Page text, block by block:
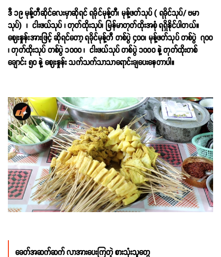
ဒီ ၁၉ မုန့်တီဆိုင်လေးမှာဆိုရင် ရခိုင်မုန့်တီ၊ မုန့်ဖတ်သုပ် ( ရခိုင်သုပ်/ ဗမာ
သုပ်) ၊ ငါးဖယ်သုပ် ၊ တုတ်ထိုးသုပ်၊ မြန်မာတုတ်ထိုးအစုံ ရရှိနိုင်ပါတယ်။
ဈေးနှုန်းအားဖြင့် ဆိုရင်တော့ ရခိုင်မုန့်တီ တစ်ပွဲ ၄၀၀၊ မုန့်ဖတ်သုပ် တစ်ပွဲ ၇၀၀
၊ တုတ်ထိုးသုပ် တစ်ပွဲ ၁၀၀၀ ၊ ငါးဖယ်သုပ် တစ်ပွဲ ၁၀၀၀ နဲ့ တုတ်ထိုးတစ်
ချောင်း ၅၀ နဲ့ ဈေးနှုန်း သက်သက်သာသာရောင်းချပေးနေတာပါ။
ခေတ်အဆက်ဆက် လာအားပေးကြတဲ့ စားသုံးသူတွေ